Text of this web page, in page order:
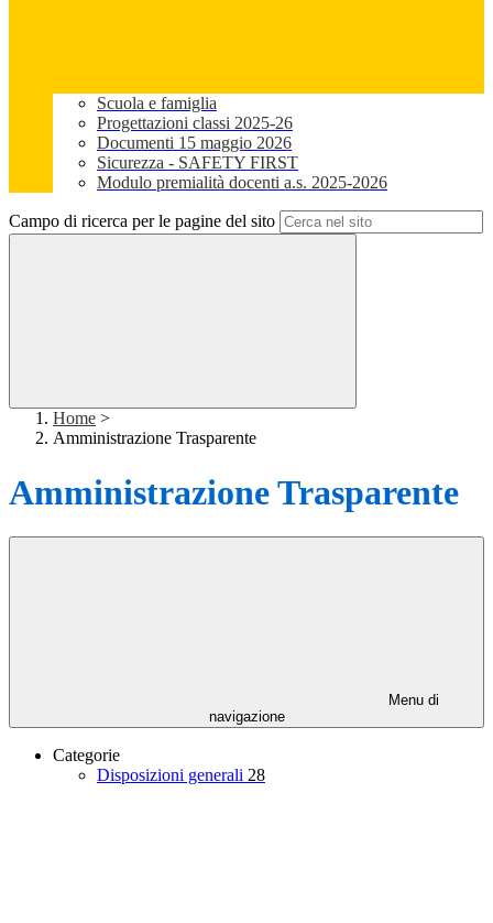
Scuola e famiglia
Progettazioni classi 2025-26
Documenti 15 maggio 2026
Sicurezza - SAFETY FIRST
Modulo premialità docenti a.s. 2025-2026
Campo di ricerca per le pagine del sito
Home >
Amministrazione Trasparente
Amministrazione Trasparente
Menu di
navigazione
Categorie
Disposizioni generali 28